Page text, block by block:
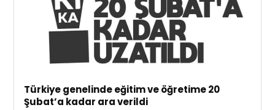
Türkiye genelinde eğitim ve öğretime 20
Şubat’a kadar ara verildi